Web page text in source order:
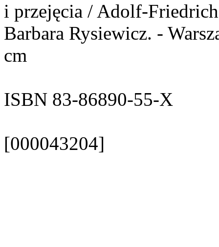
i przejęcia / Adolf-
Barbara Rysiewicz. -
cm
ISBN 83-86890-55-X
[000043204]